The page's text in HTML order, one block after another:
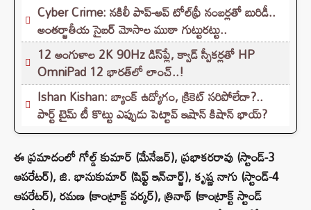
Cyber Crime: నకిలీ పాప్-అప్ టోల్‌ఫ్రీ నంబర్లతో బురిడీ..
అంతర్జాతీయ సైబర్ మోసాల ముఠా గుట్టురట్టు..
12 అంగుళాల 2K 90Hz డిస్‌ప్లే, క్వాడ్ స్పీకర్లతో HP
OmniPad 12 భారత్‌లో లాంచ్..!
Ishan Kishan: బ్యాంక్ ఉద్యోగం, క్రికెట్ సరిపోలేదా?..
పార్ట్ టైమ్ టీ కొట్టు ఎప్పుడు పెట్టావ్ ఇషాన్ కిషాన్ భాయ్‌?
ఈ ప్రమాదంలో గోల్డ్ కుమార్ (మేనేజర్), ప్రభాకరరావు (స్టాండ్-3
ఆపరేటర్), జి. భానుకుమార్ (షిఫ్ట్ ఇన్‌చార్జ్), కృష్ణ నాగు (స్టాండ్-4
ఆపరేటర్), రమణ (కాంట్రాక్ట్ వర్కర్), త్రినాథ్ (కాంట్రాక్ట్ స్టాండ్